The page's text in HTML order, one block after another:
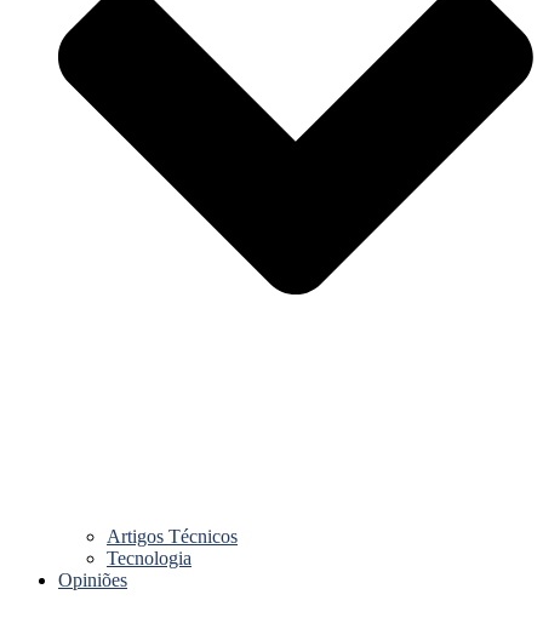
Artigos Técnicos
Tecnologia
Opiniões